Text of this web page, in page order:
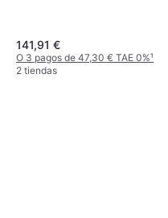
141,91 €
O 3 pagos de 47,30 € TAE 0%¹
2 tiendas